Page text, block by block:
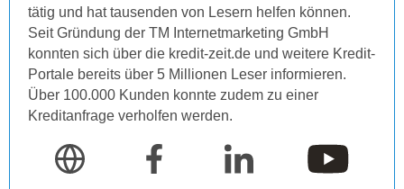
tätig und hat tausenden von Lesern helfen können.
Seit Gründung der TM Internetmarketing GmbH
konnten sich über die kredit-zeit.de und weitere Kredit-
Portale bereits über 5 Millionen Leser informieren.
Über 100.000 Kunden konnte zudem zu einer
Kreditanfrage verholfen werden.